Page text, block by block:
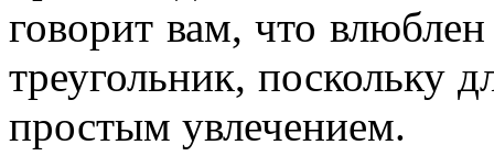
говорит вам, что
треугольник, поскольку
простым увлечением.